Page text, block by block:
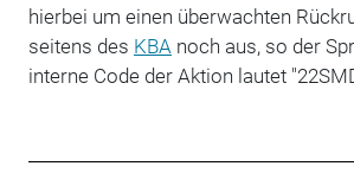
hierbei um einen überwachten
seitens des KBA noch aus, so der
interne Code der Aktion lautet "